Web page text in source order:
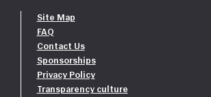
Site Map
FAQ
Contact Us
Sponsorships
Privacy Policy
Transparency culture